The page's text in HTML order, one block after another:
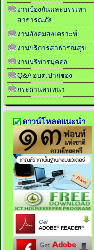
งานป้องกันและบรรเทา
สาธารณภัย
งานสังคมสงเคราะห์
งานบริการสาธารณสุข
งานบริหารบุคคล
Q&A อบต.ปากช่อง
กระดานสนทนา
ดาวน์โหลดแนะนำ